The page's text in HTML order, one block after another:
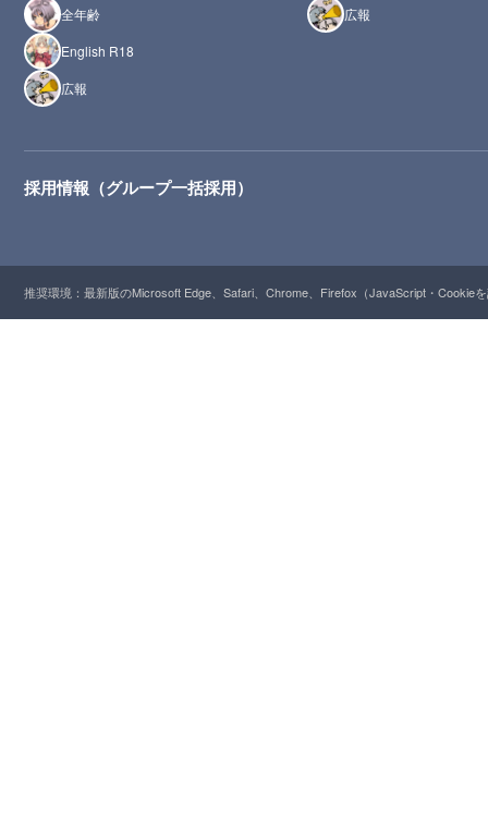
全年齢
English R18
広報
広報
採用情報（グループ一括採用）
推奨環境：最新版のMicrosoft Edge、Safari、Chrome、Firefox（JavaScript・Cookie